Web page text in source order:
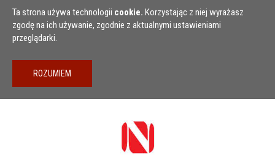
Przejdź do treści
Ta strona używa technologii cookie. Korzystając z niej wyrażasz
zgodę na ich używanie, zgodnie z aktualnymi ustawieniami
przeglądarki.